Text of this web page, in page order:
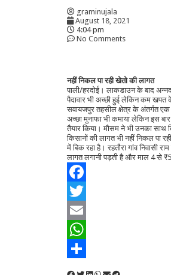
graminujala
August 18, 2021
4:04 pm
No Comments
नहीं निकल पा रही खेतो की लागत
पाली/हरदोई। लाकडाउन के बाद
पैदावार भी अच्छी हुई लेकिन कम खपत
सवायजपुर तहसील क्षेत्र के अंतर्गत एक
अच्छा मुनाफा भी कमाया लेकिन इस
तैयार किया। मौसम ने भी उनका साथ
किसानों की लागत भी नहीं निकल पा
में बिक रहा है। रहतौरा गांव
लागत लगानी पड़ती है और माल 4 से
Facebook
Twitter
Email
WhatsApp